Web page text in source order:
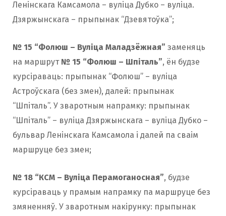
Ленінскага Камсамола – вуліца Дубко – вуліца.
Дзяржынскага – прыпынак “Дзевятоўка”;
№ 15 “Фолюш – Вуліца Маладзёжная” заменяць
на маршрут № 15 “Фолюш – Шпіталь”, ён будзе
курсіраваць: прыпынак “Фолюш” – вуліца
Астроўскага (без змен), далей: прыпынак
“Шпіталь”. У зваротным напрамку: прыпынак
“Шпіталь” – вуліца Дзяржынскага – вуліца Дубко –
бульвар Ленінскага Камсамола і далей па сваім
маршруце без змен;
№ 18 “КСМ – Вуліца Перамоганосная”, будзе
курсіраваць у прамым напрамку па маршруце без
змяненняў. У зваротным накірунку: прыпынак